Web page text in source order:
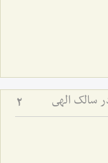
سالک الهی 2